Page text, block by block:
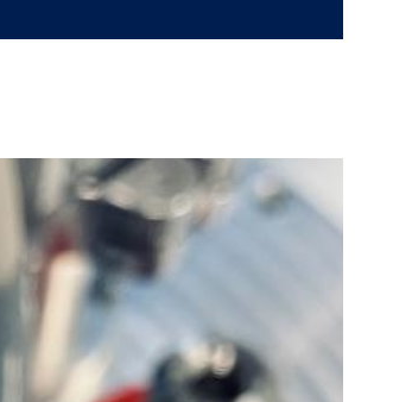
NOUS CONTACTER
Retrouvons nous sur les réseaux sociaux